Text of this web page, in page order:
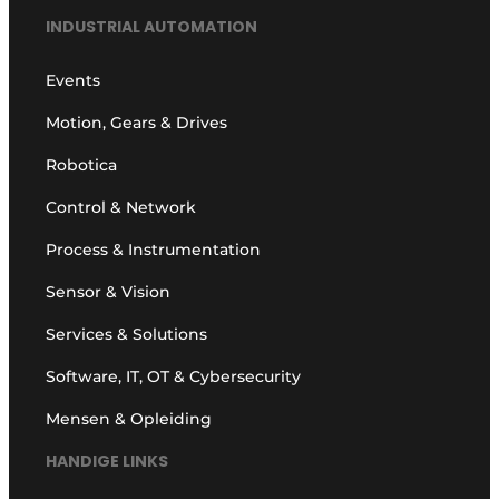
INDUSTRIAL AUTOMATION
Events
Motion, Gears & Drives
Robotica
Control & Network
Process & Instrumentation
Sensor & Vision
Services & Solutions
Software, IT, OT & Cybersecurity
Mensen & Opleiding
HANDIGE LINKS